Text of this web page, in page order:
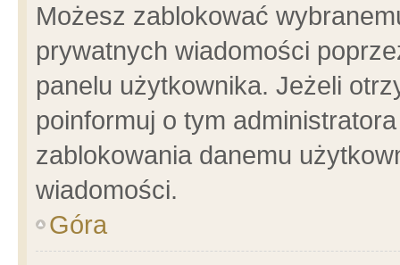
Możesz zablokować
prywatnych wiadomości
panelu użytkownika. Jeżeli
poinformuj o tym
zablokowania danemu
wiadomości.
Góra